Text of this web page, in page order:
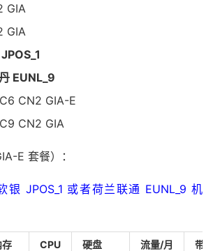
GIA
GIA
EUNL_9
CN2 GIA-E
CN2 GIA
E 套餐）：
银 JPOS_1 或者荷兰联通 EUNL_9 机
存 CPU 硬盘 流量/月 带